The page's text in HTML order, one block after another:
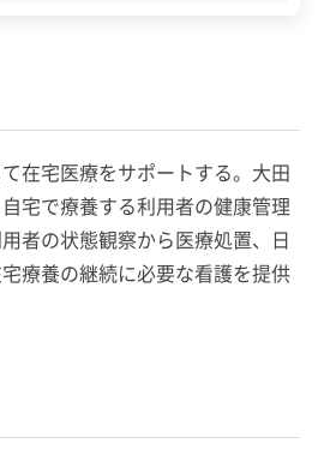
在宅医療をサポートする。大田
宅で療養する利用者の健康管理
者の状態観察から医療処置、日
療養の継続に必要な看護を提供